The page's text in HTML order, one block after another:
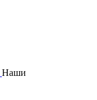
Наши